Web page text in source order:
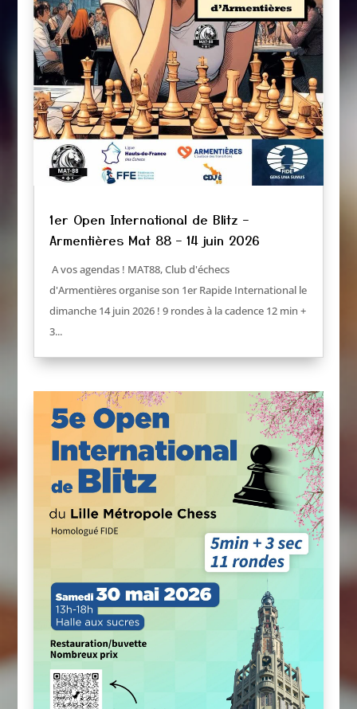
1er Open International de Blitz –
Armentières Mat 88 – 14 juin 2026
A vos agendas ! MAT88, Club d'échecs
d'Armentières organise son 1er Rapide International le
dimanche 14 juin 2026 ! 9 rondes à la cadence 12 min +
3...